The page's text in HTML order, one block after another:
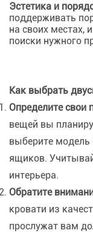
Эстетика и
поддерживать
на своих местах,
поиски нужного
Как выбрать
Определите свои
вещей вы
выберите
ящиков.
интерьера.
Обратите
кровати из
прослужат вам